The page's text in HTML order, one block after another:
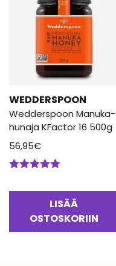
WEDDERSPOON
Wedderspoon Manuka-
hunaja KFactor 16 500g
56,95€
LISÄÄ
OSTOSKORIIN